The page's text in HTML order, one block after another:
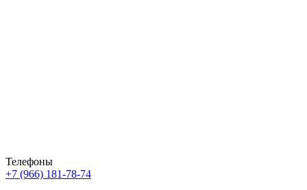
Телефоны
+7 (966) 181-78-74